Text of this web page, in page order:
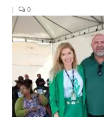
Contato
Currículo
| 0